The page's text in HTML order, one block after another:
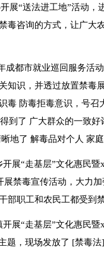
展“送法进工地”活动，
毒咨询的方式，让广大
成都市就业巡回服务活
知识，并透过放置禁毒
毒 防毒拒毒意识，号召
到了 广大群众的一致
地了 解毒品对个人 家庭
展“走基层”文化惠民
禁毒宣传活动，大力
部职工和农民工都受到禁
展“走基层”文化惠民
题，现场发放了 [禁毒